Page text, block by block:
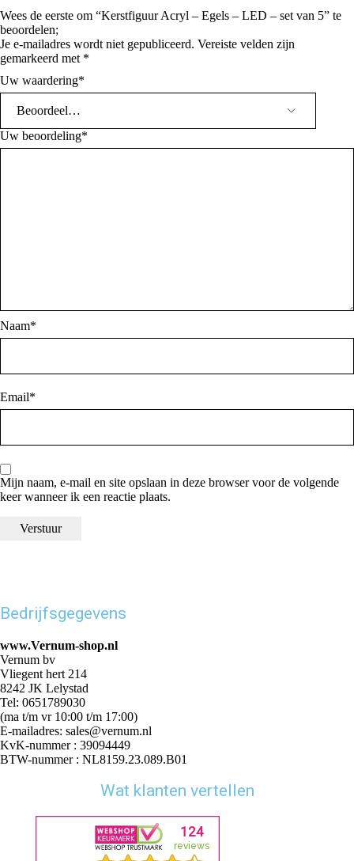
Wees de eerste om “Kerstfiguur Acryl – Egels – LED – set van 5” te
beoordelen;
Je e-mailadres wordt niet gepubliceerd. Vereiste velden zijn
gemarkeerd met *
Uw waardering*
Uw beoordeling*
Naam*
Email*
Mijn naam, e-mail en site opslaan in deze browser voor de volgende
keer wanneer ik een reactie plaats.
Bedrijfsgegevens
www.Vernum-shop.nl
Vernum bv
Vliegent hert 214
8242 JK Lelystad
Tel: 0651789030
(ma t/m vr 10:00 t/m 17:00)
E-mailadres: sales@vernum.nl
KvK-nummer : 39094449
BTW-nummer : NL8159.23.089.B01
Wat klanten vertellen